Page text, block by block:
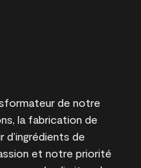
de notre
la fabrication de
de
et notre priorité